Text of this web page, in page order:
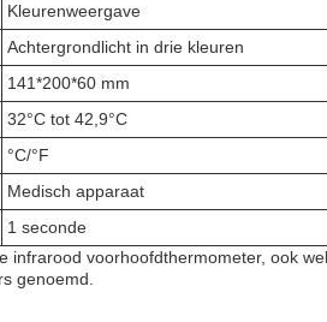
Kleurenweergave
Achtergrondlicht in drie kleuren
141*200*60 mm
32°C tot 42,9°C
°C/°F
Medisch apparaat
1 seconde
infrarood voorhoofdthermometer, ook
genoemd.